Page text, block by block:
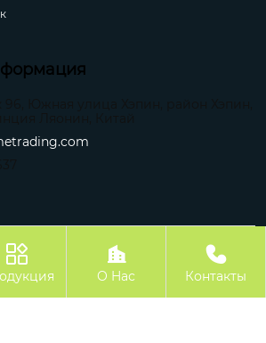
Хуэйфэнтай Импорт и Экспорт Ко.
 
О Hас

Контакты